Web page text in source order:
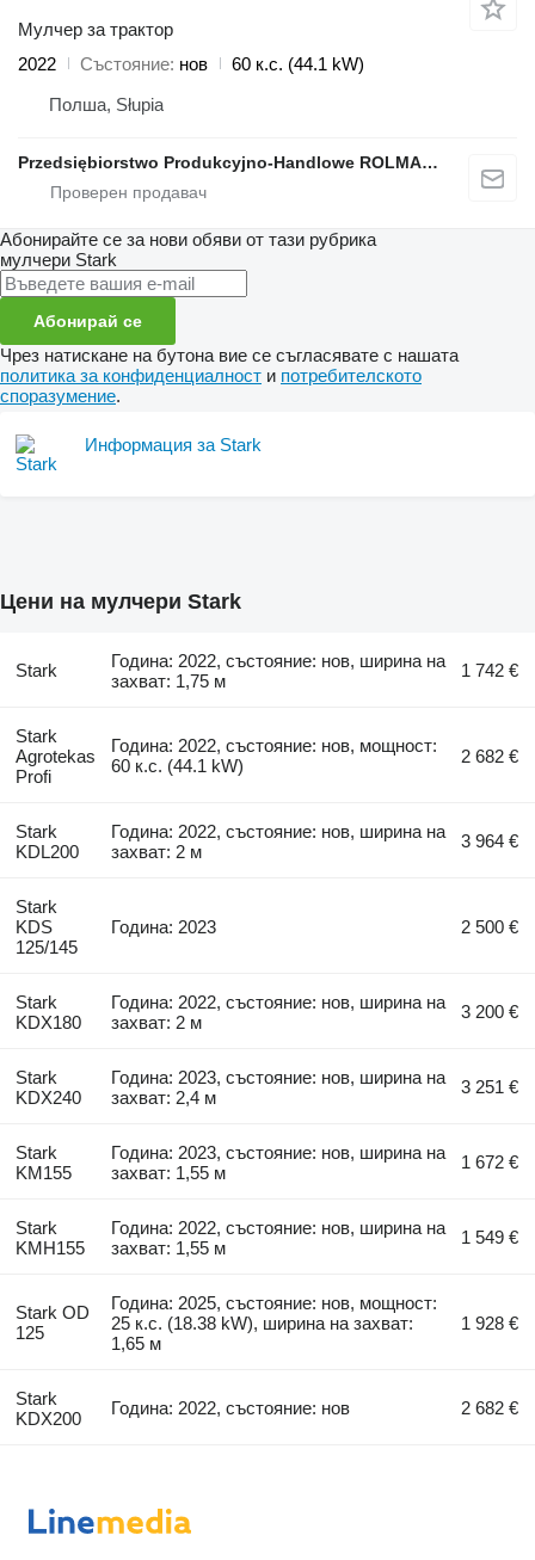
Мулчер за трактор
2022
Състояние нов
60 к.с. (44.1 kW)
Полша, Słupia
Przedsiębiorstwo Produkcyjno-Handlowe ROLMAPOL Marcin Dziekan
Абонирайте се за нови обяви от тази рубрика
мулчери Stark
Абонирай се
Чрез натискане на бутона вие се съгласявате с нашата
политика за конфиденциалност и потребителското
споразумение.
Информация за Stark
Цени на мулчери Stark
Stark
Година: 2022, състояние: нов, ширина на
захват: 1,75 м
1 742 €
Stark
Agrotekas
Profi
Година: 2022, състояние: нов, мощност:
60 к.с. (44.1 kW)
2 682 €
Stark
KDL200
Година: 2022, състояние: нов, ширина на
захват: 2 м
3 964 €
Stark
KDS
125/145
Година: 2023 2 500 €
Stark
KDX180
Година: 2022, състояние: нов, ширина на
захват: 2 м
3 200 €
Stark
KDX240
Година: 2023, състояние: нов, ширина на
захват: 2,4 м
3 251 €
Stark
KM155
Година: 2023, състояние: нов, ширина на
захват: 1,55 м
1 672 €
Stark
KMH155
Година: 2022, състояние: нов, ширина на
захват: 1,55 м
1 549 €
Stark OD
125
Година: 2025, състояние: нов, мощност:
25 к.с. (18.38 kW), ширина на захват:
1,65 м
1 928 €
Stark
KDX200
Година: 2022, състояние: нов 2 682 €